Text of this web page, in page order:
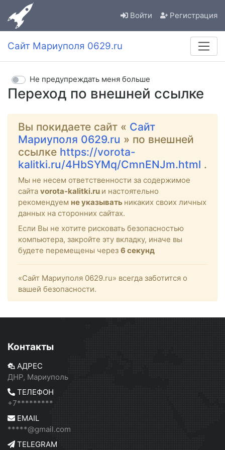
Войти Регистрация
Сайт Мариуполя 0629.ru
Переход по внешней ссылке
Не предупреждать меня больше
Вы покидаете сайт « Сайт
Мариуполя 0629.ru » по внешней
ссылке https://vorota-
kalitki.ru/4HbSYMq/CmnENJm.html .
Мы не несем ответственности за содержимое
сайта vorota-kalitki.ru и настоятельно
рекомендуем не указывать никаких своих личных
данных на сторонних сайтах.
Если Вы не хотите рисковать безопасностью
компьютера, закройте эту вкладку, иначе вы
будете перемещены через 6 секунд
«Сайт Мариуполя 0629.ru» всегда заботится о
вашей безопасности.
Контакты
АДРЕС
ДНР, Мариуполь
ТЕЛЕФОН
+7*********
EMAIL
*****@gmail.com
TELEGRAM